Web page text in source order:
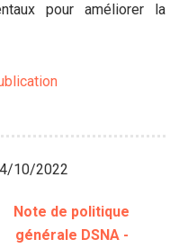
pour améliorer la
10/2022
Note de politique
générale DSNA -